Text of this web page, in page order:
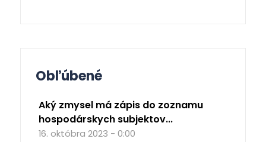
Obľúbené
Aký zmysel má zápis do zoznamu
hospodárskych subjektov...
16. októbra 2023 - 0:00